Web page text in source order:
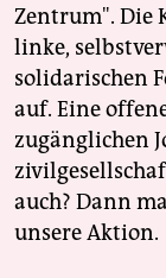
Zentrum". Die
linke,
solidarischen
auf. Eine
zugänglichen
auch? Dann
unsere Aktion.